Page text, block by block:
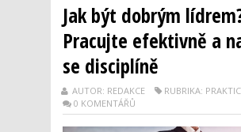
Jak být dobrým
Pracujte efektivně a
se disciplíně
AUTOR: REDAKCE
RUBRIKA:
0 KOMENTÁŘŮ